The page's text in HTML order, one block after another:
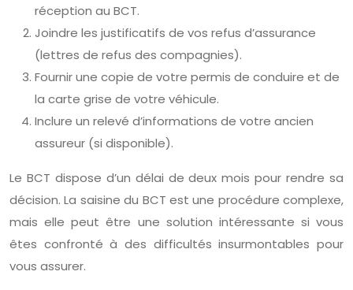
réception au BCT.
Joindre les justificatifs de vos refus d’assurance
(lettres de refus des compagnies).
Fournir une copie de votre permis de conduire et de
la carte grise de votre véhicule.
Inclure un relevé d’informations de votre ancien
assureur (si disponible).
Le BCT dispose d’un délai de deux mois pour rendre sa
décision. La saisine du BCT est une procédure complexe,
mais elle peut être une solution intéressante si vous
êtes confronté à des difficultés insurmontables pour
vous assurer.